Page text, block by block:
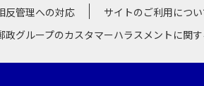
反管理への対応
サイトのご利用につい
政グループのカスタマーハラスメントに関